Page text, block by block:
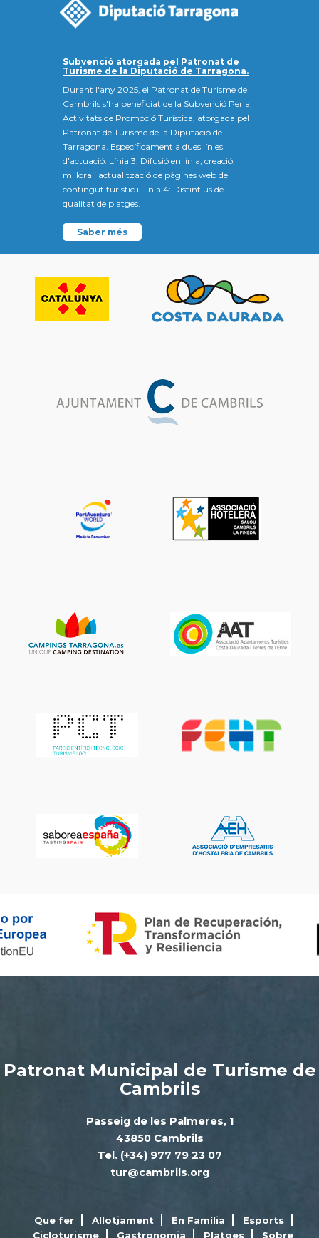
Subvenció atorgada pel Patronat de
Turisme de la Diputació de Tarragona.
Durant l'any 2025, el Patronat de Turisme de
Cambrils s'ha beneficiat de la Subvenció Per a
Activitats de Promoció Turística, atorgada pel
Patronat de Turisme de la Diputació de
Tarragona. Específicament a dues línies
d'actuació: Línia 3: Difusió en línia, creació,
millora i actualització de pàgines web de
contingut turístic i Línia 4: Distintius de
qualitat de platges.
Saber més
Patronat Municipal de Turisme de
Cambrils
Passeig de les Palmeres, 1
43850 Cambrils
Tel. (+34) 977 79 23 07
tur@cambrils.org
Que fer Allotjament En Família
Esports
Cicloturisme
Gastronomia Platges Sobre